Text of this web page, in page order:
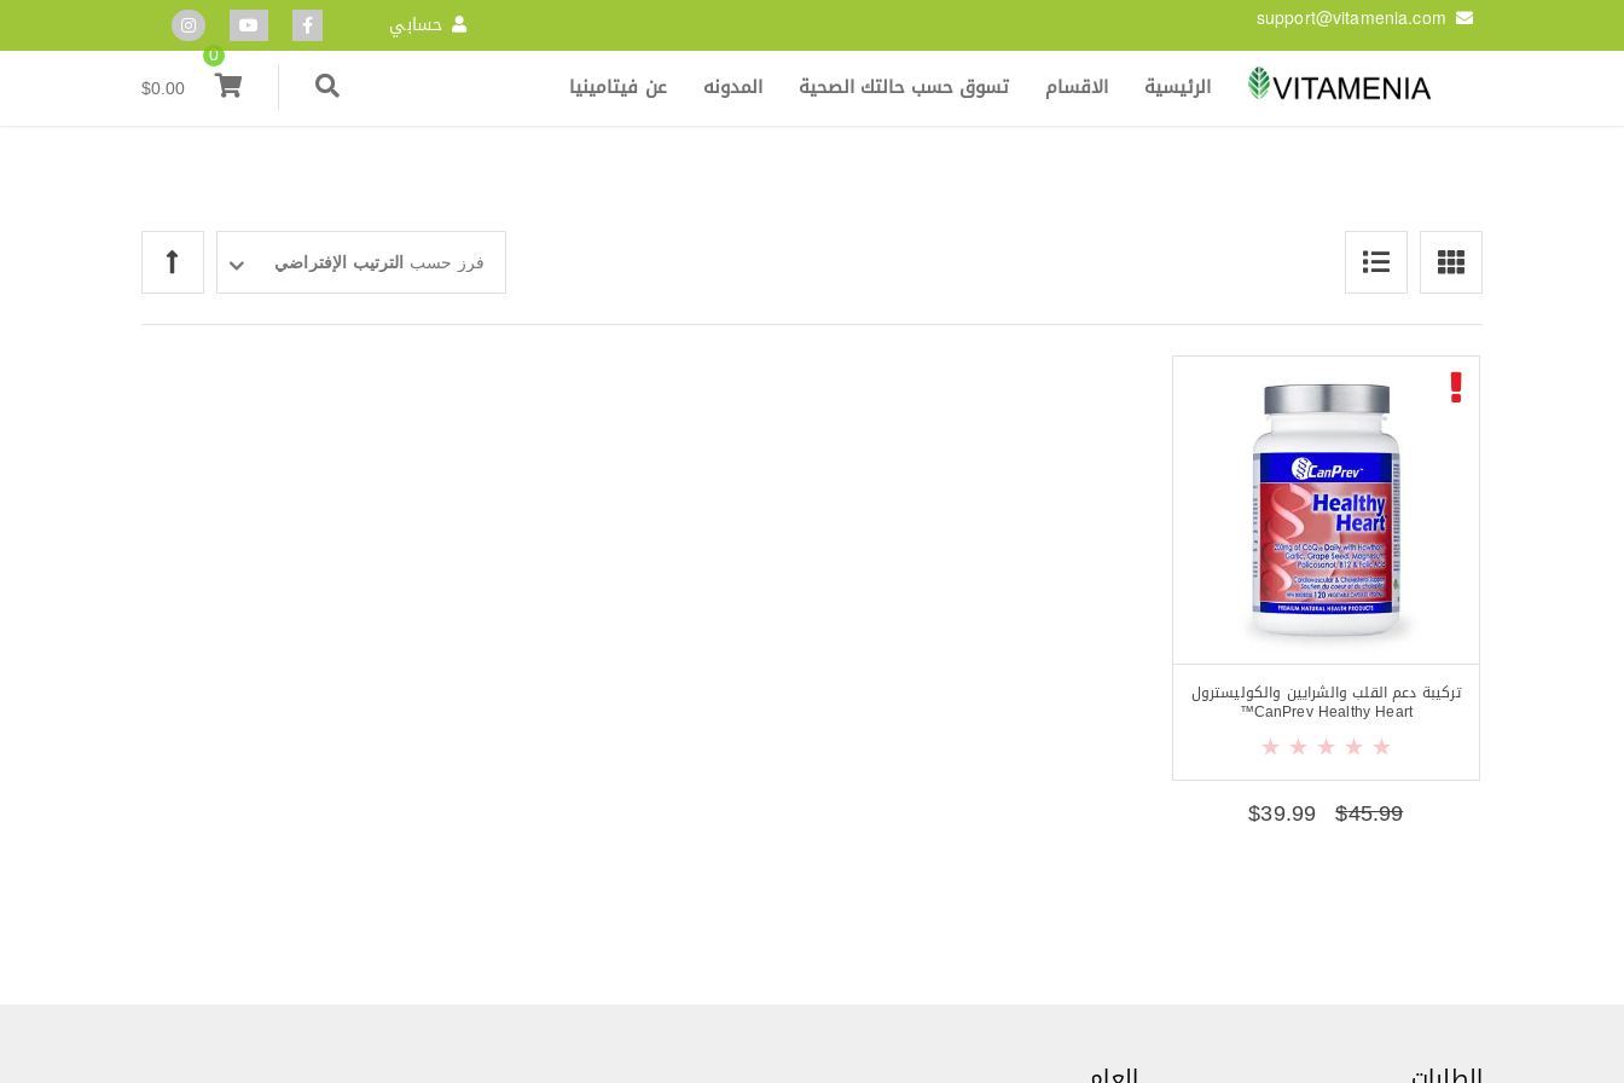
support@vitamenia.com حسابي
الرئيسية الاقسام تسوق حسب حالتك الصحية المدونه عن فيتامينيا
0
$0.00
فرز حسب الترتيب الإفتراضي
تركيبة دعم القلب والشرايين والكوليسترول
CanPrev Healthy Heart™
$45.99
$39.99